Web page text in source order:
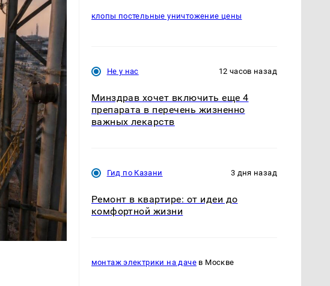
клопы постельные уничтожение цены
Не у нас 12 часов назад
Минздрав хочет включить еще 4
препарата в перечень жизненно
важных лекарств
Гид по Казани 3 дня назад
Ремонт в квартире: от идеи до
комфортной жизни
монтаж электрики на дачев Москве